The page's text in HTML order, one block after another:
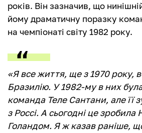
років. Він зазначив, що
йому драматичну поразку
на чемпіонаті світу 1982 року.
«Я все життя, ще з 1970 року,
Бразилію. У 1982-му в них
команда Теле Сантани, але її
з Россі. А сьогодні це зробила
Голандом. Я ж казав раніше,